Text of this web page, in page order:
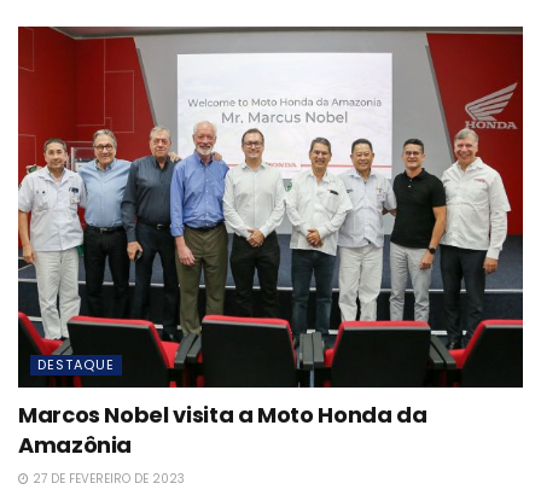
DESTAQUE
Marcos Nobel visita a Moto Honda da
Amazônia
27 DE FEVEREIRO DE 2023